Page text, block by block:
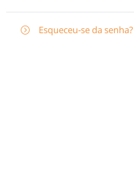
 Esqueceu-se da senha?